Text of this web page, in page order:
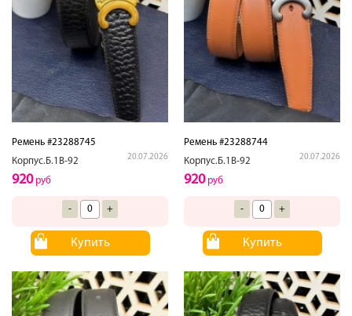
Ремень #23288745
Корпус.Б.1В-92
20.07.2026
920руб
- +
Купить
Ремень #23288744
Корпус.Б.1В-92
20.07.2026
920руб
- +
Купить